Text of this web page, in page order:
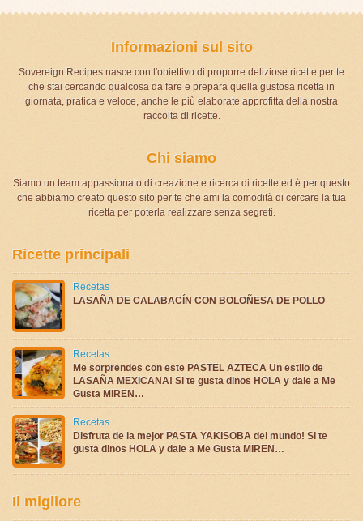
Informazioni sul sito
Sovereign Recipes nasce con l'obiettivo di proporre deliziose ricette per te
che stai cercando qualcosa da fare e prepara quella gustosa ricetta in
giornata, pratica e veloce, anche le più elaborate approfitta della nostra
raccolta di ricette.
Chi siamo
Siamo un team appassionato di creazione e ricerca di ricette ed è per questo
che abbiamo creato questo sito per te che ami la comodità di cercare la tua
ricetta per poterla realizzare senza segreti.
Ricette principali
Recetas
LASAÑA DE CALABACÍN CON BOLOÑESA DE POLLO
Recetas
Me sorprendes con este PASTEL AZTECA Un estilo de
LASAÑA MEXICANA! Si te gusta dinos HOLA y dale a Me
Gusta MIREN…
Recetas
Disfruta de la mejor PASTA YAKISOBA del mundo! Si te
gusta dinos HOLA y dale a Me Gusta MIREN…
Il migliore